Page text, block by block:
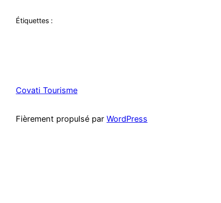
Étiquettes :
Covati Tourisme
Fièrement propulsé par WordPress